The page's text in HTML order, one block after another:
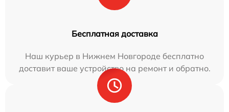
Бесплатная доставка
Наш курьер в Нижнем Новгороде бесплатно
доставит ваше устройство на ремонт и обратно.